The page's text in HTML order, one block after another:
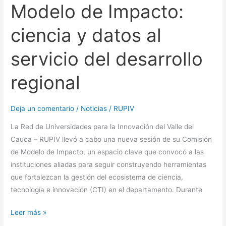
Modelo de Impacto:
ciencia y datos al
servicio del desarrollo
regional
Deja un comentario / Noticias / RUPIV
La Red de Universidades para la Innovación del Valle del
Cauca – RUPIV llevó a cabo una nueva sesión de su Comisión
de Modelo de Impacto, un espacio clave que convocó a las
instituciones aliadas para seguir construyendo herramientas
que fortalezcan la gestión del ecosistema de ciencia,
tecnología e innovación (CTI) en el departamento. Durante
desarrollo
Leer más »